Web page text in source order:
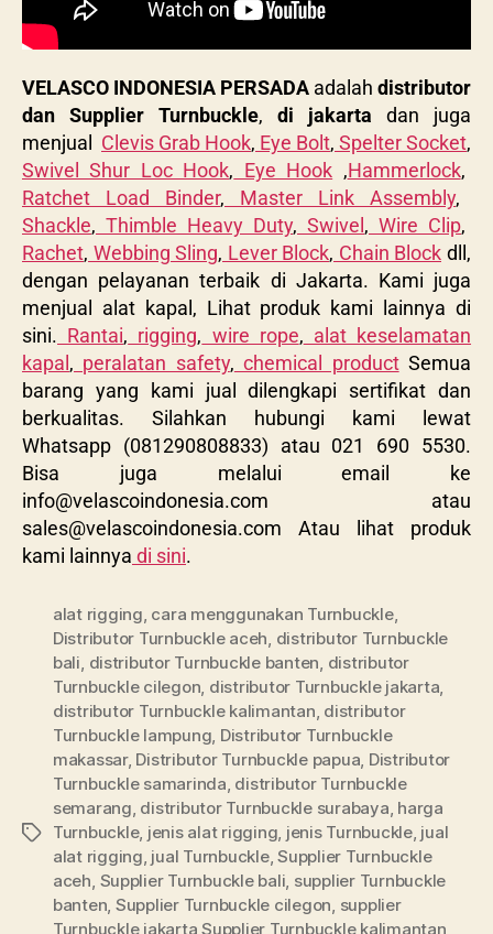
VELASCO INDONESIA PERSADA adalah distributor
dan Supplier Turnbuckle, di jakarta dan juga
menjual Clevis Grab Hook, Eye Bolt, Spelter Socket,
Swivel Shur Loc Hook, Eye Hook ,Hammerlock,
Ratchet Load Binder, Master Link Assembly,
Shackle, Thimble Heavy Duty, Swivel , Wire Clip,
Rachet, Webbing Sling, Lever Block, Chain Block dll,
dengan pelayanan terbaik di Jakarta. Kami juga
menjual alat kapal, Lihat produk kami lainnya di
sini. Rantai, rigging, wire rope, alat keselamatan
kapal , peralatan safety, chemical productSemua
barang yang kami jual dilengkapi sertifikat dan
berkualitas. Silahkan hubungi kami lewat
Whatsapp (081290808833) atau 021 690 5530.
Bisa juga melalui email ke
info@velascoindonesia.com atau
sales@velascoindonesia.com Atau lihat produk
kami lainnya di sini.
alat rigging, cara menggunakan Turnbuckle,
Distributor Turnbuckle aceh, distributor Turnbuckle
bali, distributor Turnbuckle banten, distributor
Turnbuckle cilegon, distributor Turnbuckle jakarta,
distributor Turnbuckle kalimantan, distributor
Turnbuckle lampung, Distributor Turnbuckle
makassar, Distributor Turnbuckle papua, Distributor
Turnbuckle samarinda, distributor Turnbuckle
semarang, distributor Turnbuckle surabaya, harga
Turnbuckle, jenis alat rigging, jenis Turnbuckle, jual
alat rigging, jual Turnbuckle,Supplier Turnbuckle
aceh, Supplier Turnbuckle bali, supplier Turnbuckle
banten, Supplier Turnbuckle cilegon, supplier
Turnbuckle jakarta Supplier Turnbuckle kalimantan